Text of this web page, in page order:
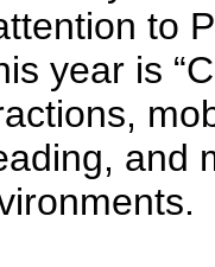
to
year is
and